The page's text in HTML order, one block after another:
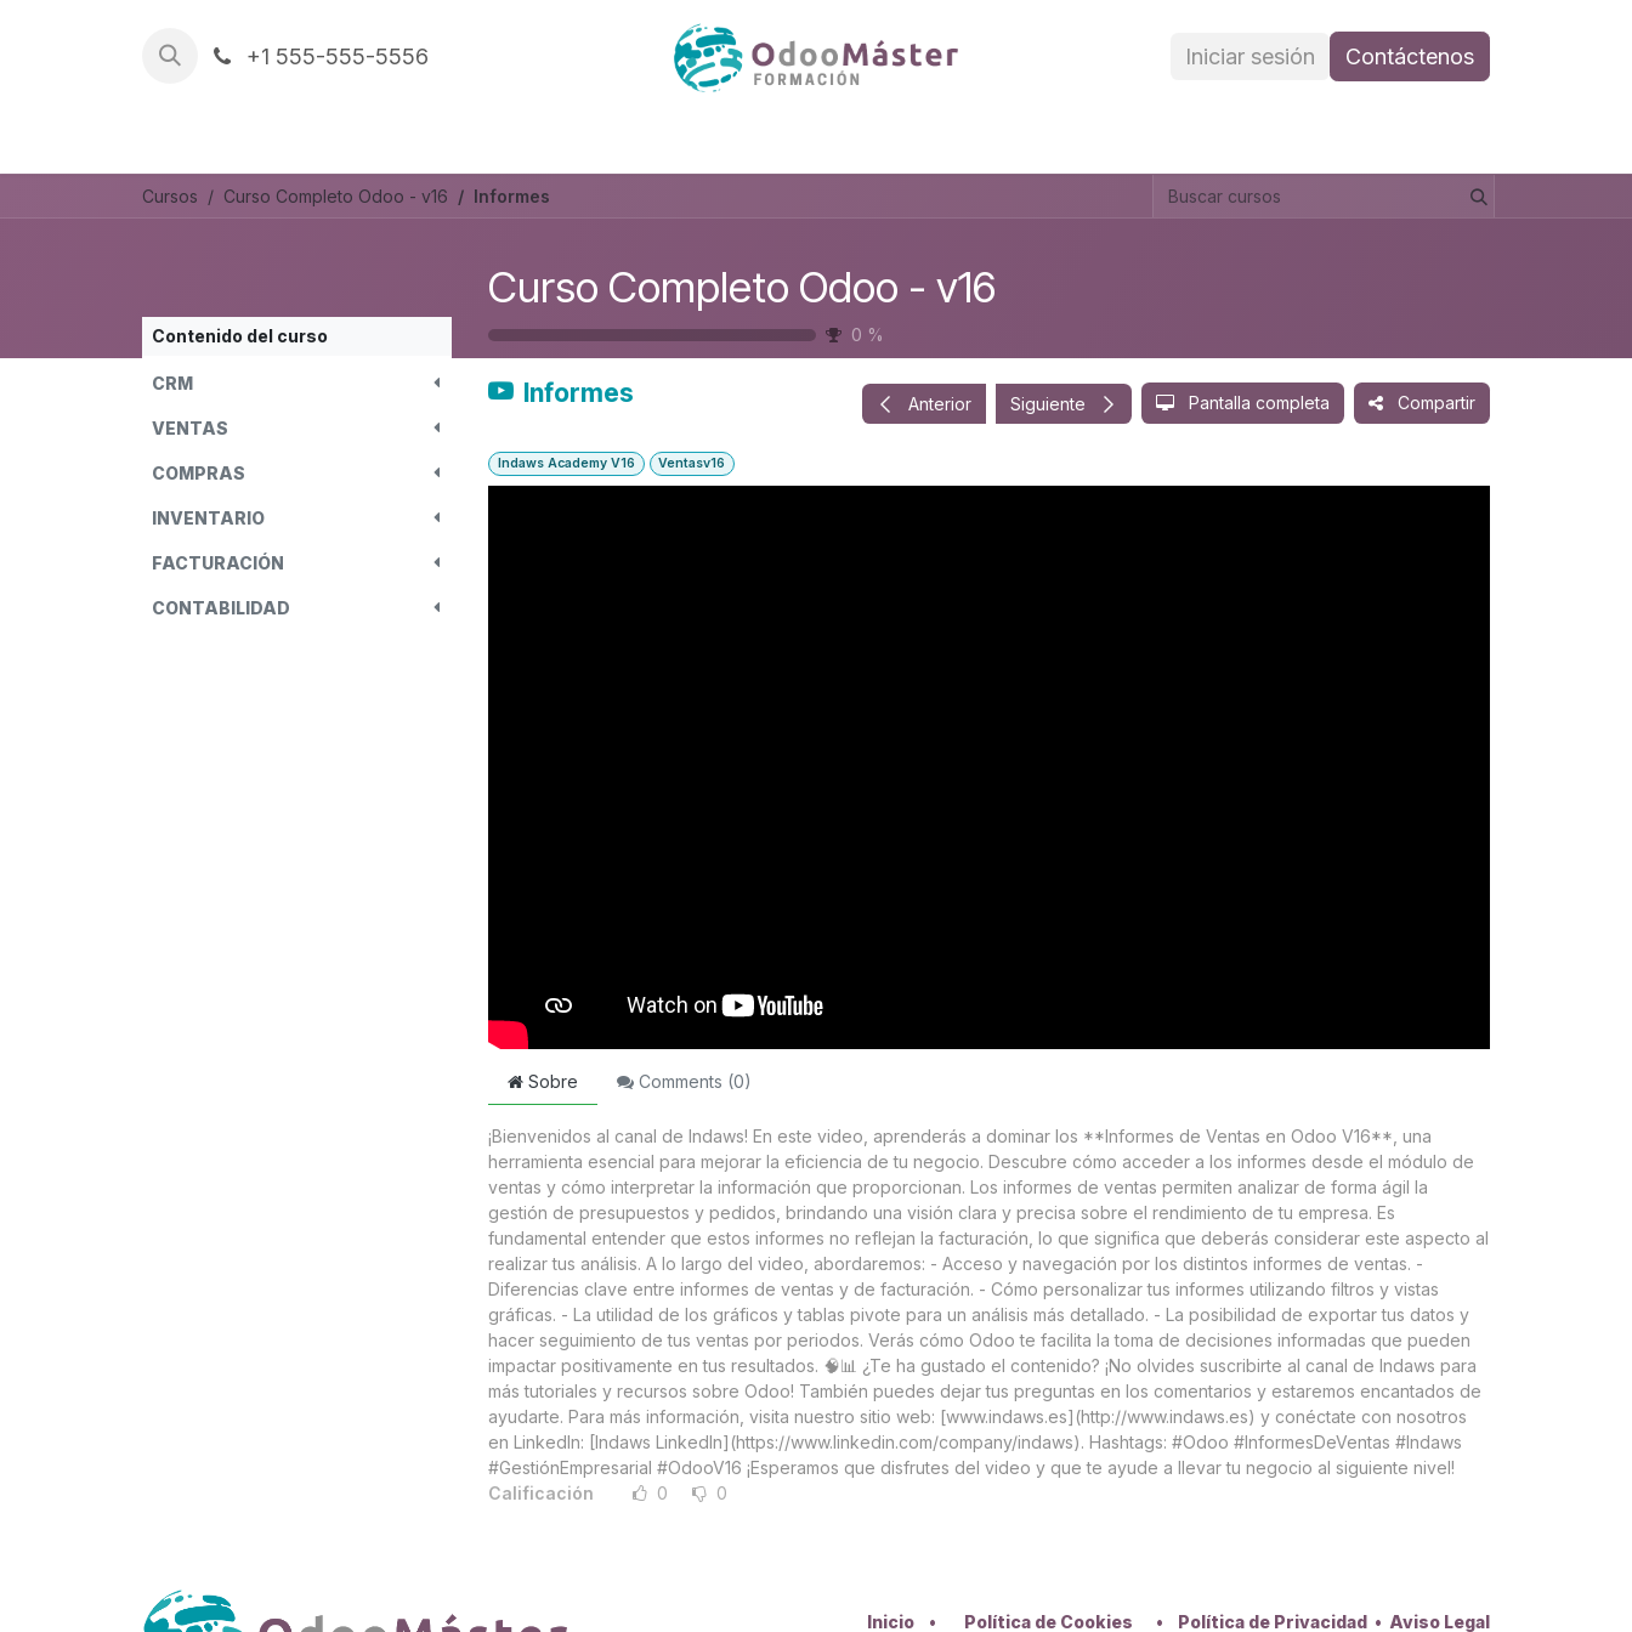
+1 555-555-5556 Iniciar sesión Contáctenos
Cursos Curso Completo Odoo - v16 Informes
Curso Completo Odoo - v16
0 %
Contenido del curso
CRM
VENTAS
COMPRAS
INVENTARIO
FACTURACIÓN
CONTABILIDAD
Informes Anterior Siguiente Pantalla completa Compartir
Indaws Academy V16 Ventasv16
Sobre Comments (0)
¡Bienvenidos al canal de Indaws! En este video, aprenderás a dominar los **Informes de Ventas en Odoo V16**, una
herramienta esencial para mejorar la eficiencia de tu negocio. Descubre cómo acceder a los informes desde el módulo de
ventas y cómo interpretar la información que proporcionan. Los informes de ventas permiten analizar de forma ágil la
gestión de presupuestos y pedidos, brindando una visión clara y precisa sobre el rendimiento de tu empresa. Es
fundamental entender que estos informes no reflejan la facturación, lo que significa que deberás considerar este aspecto al
realizar tus análisis. A lo largo del video, abordaremos: - Acceso y navegación por los distintos informes de ventas. -
Diferencias clave entre informes de ventas y de facturación. - Cómo personalizar tus informes utilizando filtros y vistas
gráficas. - La utilidad de los gráficos y tablas pivote para un análisis más detallado. - La posibilidad de exportar tus datos y
hacer seguimiento de tus ventas por periodos. Verás cómo Odoo te facilita la toma de decisiones informadas que pueden
impactar positivamente en tus resultados. 🧠📊 ¿Te ha gustado el contenido? ¡No olvides suscribirte al canal de Indaws para
más tutoriales y recursos sobre Odoo! También puedes dejar tus preguntas en los comentarios y estaremos encantados de
ayudarte. Para más información, visita nuestro sitio web: [www.indaws.es](http://www.indaws.es) y conéctate con nosotros
en LinkedIn: [Indaws LinkedIn](https://www.linkedin.com/company/indaws). Hashtags: #Odoo #InformesDeVentas #Indaws
#GestiónEmpresarial #OdooV16 ¡Esperamos que disfrutes del video y que te ayude a llevar tu negocio al siguiente nivel!
Calificación
0 0
Inicio • Política de Cookies • Política de Privacidad • Aviso Legal